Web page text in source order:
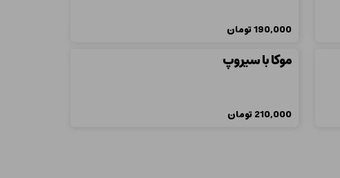
190,000تومان
موکا با سیروپ
210,000تومان